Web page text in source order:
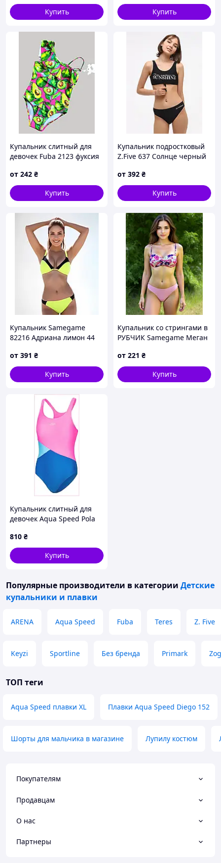
Купить
Купить
Купальник слитный для
девочек Fuba 2123 фуксия
от 242 ₴
Купить
Купальник подростковый
Z.Five 637 Солнце черный
от 392 ₴
Купить
Купальник Samegame
82216 Адриана лимон 44
от 391 ₴
Купить
Купальник со стрингами в
РУБЧИК Samegame Меган
50 УКР размеры
от 221 ₴
Купить
Купальник слитный для
девочек Aqua Speed Pola
810 ₴
Купить
Популярные производители в категории Детские
купальники и плавки
ARENA Aqua Speed Fuba Teres Z. Five
Keyzi Sportline Без бренда Primark
ТОП теги
Aqua Speed плавки XL Плавки Aqua Speed Diego 152
Шорты для мальчика в магазине Лупилу костюм
Покупателям
Продавцам
О нас
Партнеры